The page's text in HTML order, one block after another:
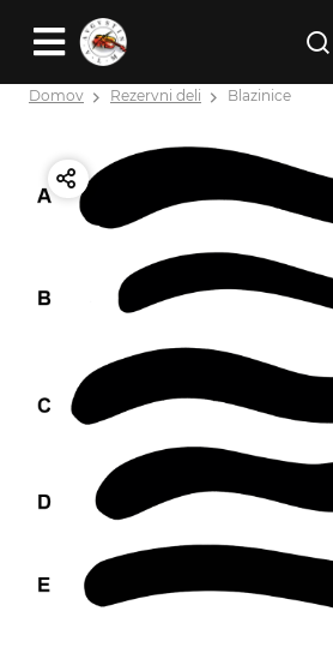
Domov Rezervni deli Blazinice